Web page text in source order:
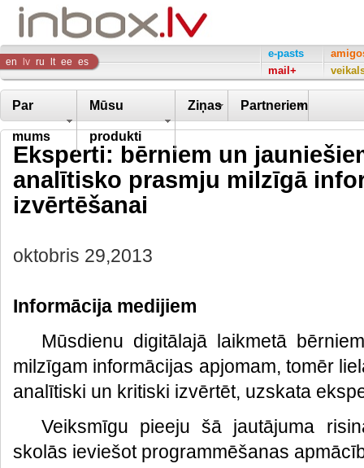
Inbox
Company
en lv ru lt ee es
e-pasts
mail+
Par
mums
Mūsu
produkti
Ziņas Partneriem
Eksperti: bērniem un
analītisko prasmju milzīgā
izvērtēšanai
oktobris 29,2013
Informācija medijiem
Mūsdienu digitālajā laikmetā
milzīgam informācijas apjomam, tomēr
analītiski un kritiski izvērtēt, uzskata
Veiksmīgu pieeju šā jautājuma
skolās ieviešot programmēšanas